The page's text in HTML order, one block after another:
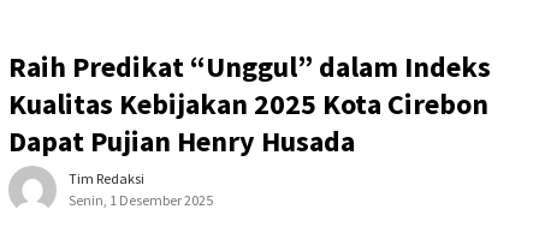
Raih Predikat “Unggul” dalam Indeks
Kualitas Kebijakan 2025 Kota Cirebon
Dapat Pujian Henry Husada
Tim Redaksi
Senin, 1 Desember 2025